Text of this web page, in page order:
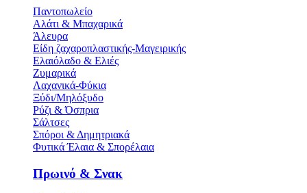
Παντοπωλείο
Αλάτι & Μπαχαρικά
Άλευρα
Είδη ζαχαροπλαστικής-Μαγειρικής
Ελαιόλαδο & Ελιές
Ζυμαρικά
Λαχανικά-Φύκια
Ξύδι/Μηλόξυδο
Ρύζι & Όσπρια
Σάλτσες
Σπόροι & Δημητριακά
Φυτικά Έλαια & Σπορέλαια
Πρωινό & Σνακ